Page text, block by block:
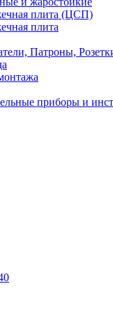
плита (ЦСП)
плита
Патроны,
приборы и